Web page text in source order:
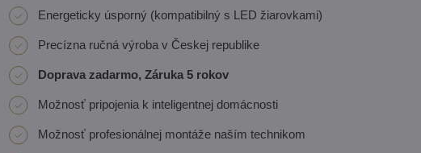
Energeticky úsporný (kompatibilný s LED žiarovkami)
Precízna ručná výroba v Českej republike
Doprava zadarmo, Záruka 5 rokov
Možnosť pripojenia k inteligentnej domácnosti
Možnosť profesionálnej montáže naším technikom